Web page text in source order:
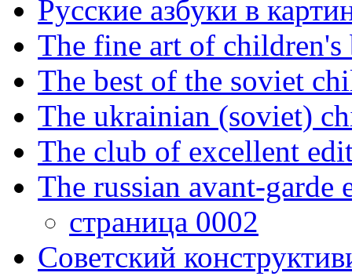
Русские азбуки в
The fine art of
The best of the soviet
The ukrainian (soviet)
The club of excellent
The russian avant-garde
страница 0002
Советский